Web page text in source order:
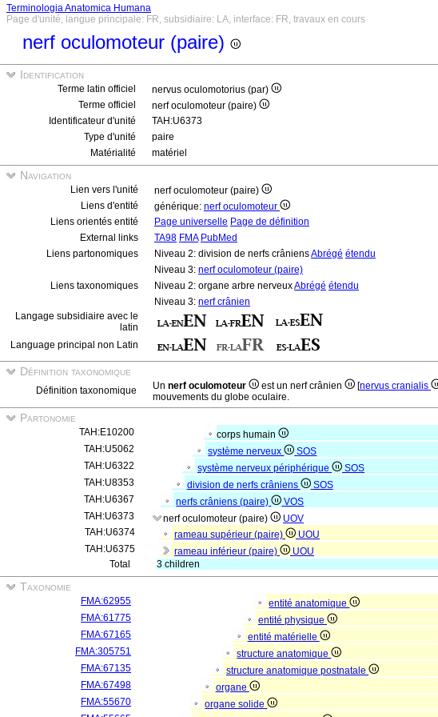
Terminologia Anatomica Humana
Page d'unité, langue principale: FR, subsidiaire: LA, interface: FR, travaux en cours
nerf oculomoteur (paire)
Identification
Terme latin officiel
nervus oculomotorius (par)
Terme officiel
nerf oculomoteur (paire)
Identificateur d'unité
TAH:U6373
Type d'unité
paire
Matérialité
matériel
Navigation
Lien vers l'unité
nerf oculomoteur (paire)
Liens d'entité
générique: nerf oculomoteur
Liens orientés entité
Page universelle Page de définition
External links
TA98 FMA PubMed
Liens partonomiques
Niveau 2: division de nerfs crâniensAbrégé étendu
Niveau 3: nerf oculomoteur (paire)
Liens taxonomiques
Niveau 2: organe arbre nerveuxAbrégé étendu
Niveau 3: nerf crânien
Langage subsidiaire avec le
latin
Language principal non Latin
Définition taxonomique
Définition taxonomique Un nerf oculomoteur est un nerf crânien [nervus cranialis
mouvements du globe oculaire.
Partonomie
TAH:E10200
corps humain
TAH:U5062
système nerveux
SOS
TAH:U6322
système nerveux périphérique
SOS
TAH:U8353
division de nerfs crâniens
SOS
TAH:U6367
nerfs crâniens (paire)
VOS
TAH:U6373
nerf oculomoteur (paire)
UOV
TAH:U6374
rameau supérieur (paire)
UOU
TAH:U6375
rameau inférieur (paire)
UOU
Total
3 children
Taxonomie
FMA:62955
entité anatomique
FMA:61775
entité physique
FMA:67165
entité matérielle
FMA:305751
structure anatomique
FMA:67135
structure anatomique postnatale
FMA:67498
organe
FMA:55670
organe solide